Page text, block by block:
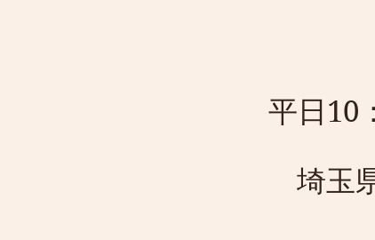
平日10
埼玉